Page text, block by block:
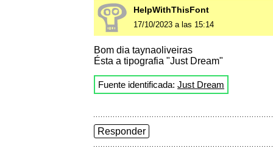
HelpWithThisFont
17/10/2023 a las 15:14
Bom dia taynaoliveiras
Ésta a tipografia "Just Dream"
Fuente identificada: Just Dream
Responder